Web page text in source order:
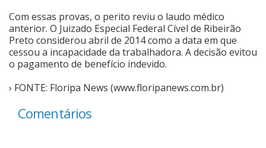
Com essas provas, o perito reviu o laudo médico
anterior. O Juizado Especial Federal Cível de Ribeirão
Preto considerou abril de 2014 como a data em que
cessou a incapacidade da trabalhadora. A decisão evitou
o pagamento de benefício indevido.
› FONTE: Floripa News (www.floripanews.com.br)
Comentários